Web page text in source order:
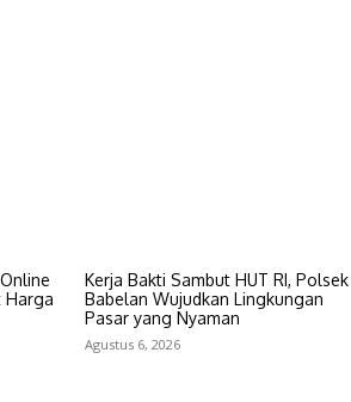
Harga
Kerja Bakti Sambut HUT RI, Polsek
Babelan Wujudkan Lingkungan
Pasar yang Nyaman
Agustus 6, 2026